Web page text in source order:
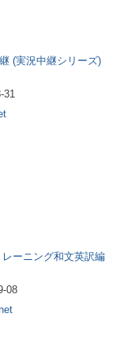
(実況中継シリーズ)
31
ーニング和文英訳編
08